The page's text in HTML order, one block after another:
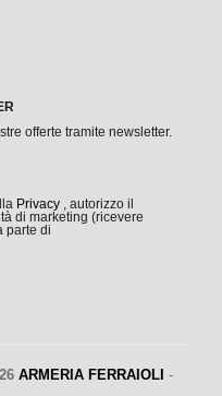
offerte tramite newsletter.
Privacy , autorizzo il
di marketing (ricevere
parte di
ARMERIA FERRAIOLI -